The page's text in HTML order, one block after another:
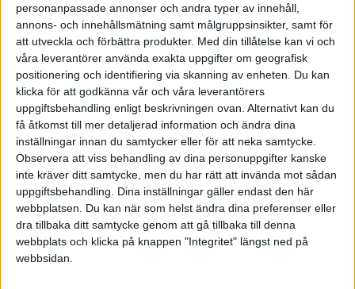
personanpassade annonser och andra typer av innehåll,
annons- och innehållsmätning samt målgruppsinsikter, samt för
att utveckla och förbättra produkter. Med din tillåtelse kan vi och
våra leverantörer använda exakta uppgifter om geografisk
positionering och identifiering via skanning av enheten. Du kan
klicka för att godkänna vår och våra leverantörers
uppgiftsbehandling enligt beskrivningen ovan. Alternativt kan du
få åtkomst till mer detaljerad information och ändra dina
inställningar innan du samtycker eller för att neka samtycke.
Observera att viss behandling av dina personuppgifter kanske
inte kräver ditt samtycke, men du har rätt att invända mot sådan
uppgiftsbehandling. Dina inställningar gäller endast den här
webbplatsen. Du kan när som helst ändra dina preferenser eller
dra tillbaka ditt samtycke genom att gå tillbaka till denna
webbplats och klicka på knappen "Integritet" längst ned på
webbsidan.
Tack på förhand!
superhenkan
2006-12-13 16:02
Barnen gör ett egetutag och ger dig pengar...